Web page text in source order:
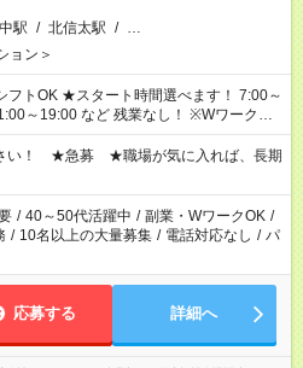
駅 / 北信太駅 / …
ョン＞
べます！ 7:00～
など 残業なし！ ※Wワークの
わせ週40時間超の就業はご案内できませ
20時間以上勤務は社会保険への加入対象
法（日雇い派遣の原則禁止）により、
はご案内が難しい場合があります
い！ ★急募 ★職場が気に入れば、長期
/ 40～50代活躍中 / 副業・WワークOK /
/ 10名以上の大量募集 / 電話対応なし / パ
応募する 詳細へ